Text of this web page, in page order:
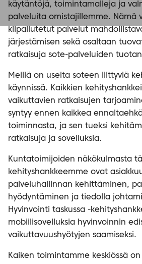
käytäntöjä, toimintamalleja ja
palveluita omistajillemme. Nämä
kilpailutetut palvelut
järjestämisen sekä osaltaan
ratkaisuja sote-palveluiden
Meillä on useita soteen liittyviä
käynnissä. Kaikkien
vaikuttavien ratkaisujen
syntyy ennen kaikkea
toiminnasta, ja sen tueksi
ratkaisuja ja sovelluksia.
Kuntatoimijoiden näkökulmasta
kehityshankkeemme ovat
palveluhallinnan kehittäminen,
hyödyntäminen ja tiedolla
Hyvinvointi taskussa -
mobiilisovelluksia hyvinvoinnin
vaikuttavuushyötyjen saamiseksi.
Kaiken toimintamme keskiössä